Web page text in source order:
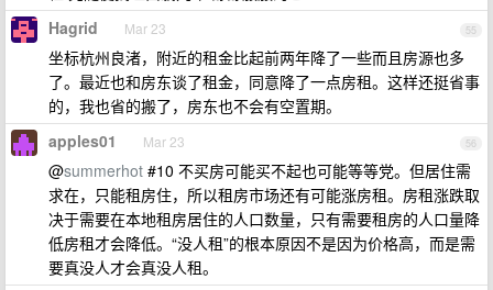
55
Hagrid Mar 23
坐标杭州良渚，附近的租金比起前两年降了一些而且房源也多
了。最近也和房东谈了租金，同意降了一点房租。这样还挺省事
的，我也省的搬了，房东也不会有空置期。
56
apples01 Mar 23
@summerhot #10 不买房可能买不起也可能等等党。但居住需
求在，只能租房住，所以租房市场还有可能涨房租。房租涨跌取
决于需要在本地租房居住的人口数量，只有需要租房的人口量降
低房租才会降低。“没人租”的根本原因不是因为价格高，而是需
要真没人才会真没人租。